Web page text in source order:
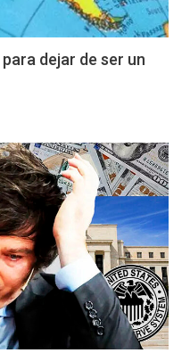
dejar de ser un